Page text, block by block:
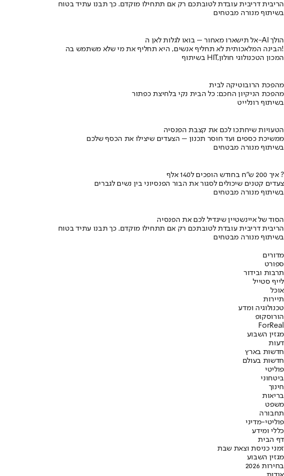
הריבית דריבית עובדת לטובתכם רק אם תתחילו מוקדם. כך תבנו עתיד בטוח
בשיתוף מנורה מבטחים
אל תישארו מאחור – בואו לגלות לאן ה-AI הולך
הבינה המלאכותית לא תחליף אנשים, היא תחליף את מי שלא משתמש בה!
בשיתוף HIT,המכון הטכנולוגי חולון
מהפכת הרובוטיקה לבית
מהפכת הניקיון החכם: כל הבית נקי בלחיצת כפתור
בשיתוף רונלייט
הטעויות שיחתכו לכם את קצבת הפנסיה
ממשיכת כספים ועד חוסר תכנון – הצעדים שיצילו את הכסף שלכם
בשיתוף מנורה מבטחים
איך 200 ש"ח בחודש הופכים ל140 אלף ?
צעדים קטנים שיכולים לסגור את הבור הפנסיוני בין נשים לגברים
בשיתוף מנורה מבטחים
הסוד של איינשטיין שיגדיל לכם את הפנסיה
הריבית דריבית עובדת לטובתכם רק אם תתחילו מוקדם. כך תבנו עתיד בטוח
בשיתוף מנורה מבטחים
מדורים
ספורט
תרבות ובידור
לייף סטייל
אוכל
תיירות
טכנולוגיה ומדע
הורוסקופ
ForReal
מגזין השבוע
דעות
חדשות בארץ
חדשות בעולם
פוליטי
ביטחוני
חינוך
בריאות
משפט
תחבורה
פוליטי-מדיני
כללי ומידע
דף הבית
זמני כניסת וצאת שבת
מגזין השבוע
בחירות 2026